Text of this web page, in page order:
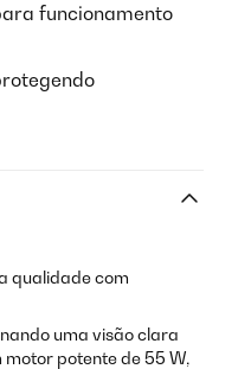
funcionamento
qualidade com
uma visão clara
motor potente de 55 W,